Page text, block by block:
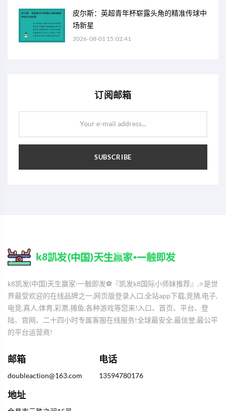
皮尔斯：英超青年杯崭露头角的精准传球中
场新星
2026-08-01 15:02:41
订阅邮箱
Your e-mail address...
SUBSCRIBE
k8凯发(中国)天生赢家·一触即发⚽️『凯发k8国际小师妹推荐』,⭐️是世
界最受欢迎的在线品牌之一,网页版登录入口,全站app下载,竞猜,电子,
电竞,真人,体育,彩票,捕鱼,各种游戏等您来!入口、首页、平台、登
陆、官网、二十四小时专属客服在线服务!全球最安全,最信誉,最公平
的平台运营商!
邮箱
doubleaction@163.com
电话
13594780176
地址